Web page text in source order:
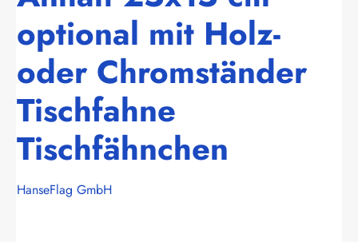
optional mit Holz-
oder Chromständer
Tischfahne
Tischfähnchen
HanseFlag GmbH